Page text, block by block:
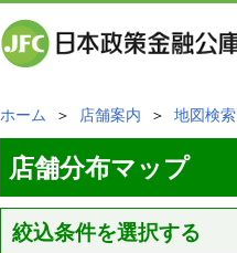
ホーム ＞ 店舗案内 ＞ 地図検索
店舗分布マップ
絞込条件を選択する